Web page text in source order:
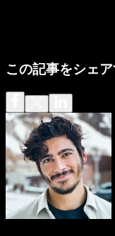
この記事をシェ